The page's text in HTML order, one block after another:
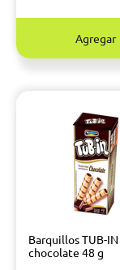
Agregar
Barquillos TUB-IN
chocolate 48 g